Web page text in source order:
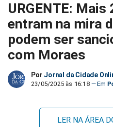
no
Facebook
no
Whatsapp
no
Twitter
URGENTE: Mais
entram na mira
podem ser
com Moraes
Por Jornal da Cidade
23/05/2025 às 16:18
LER NA ÁREA